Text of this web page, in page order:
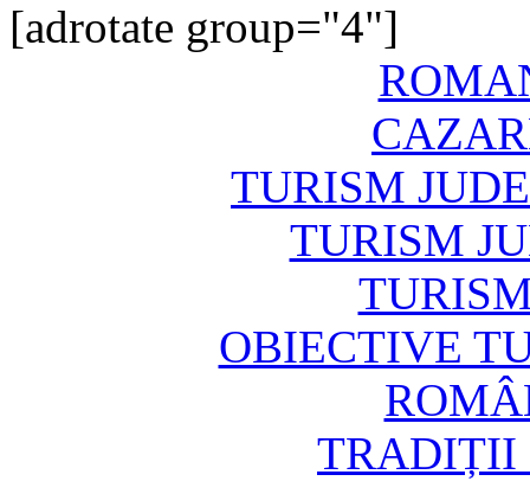
[adrotate group="4"]
TURISM
TURISM
OBIECTIVE
TRADIȚII